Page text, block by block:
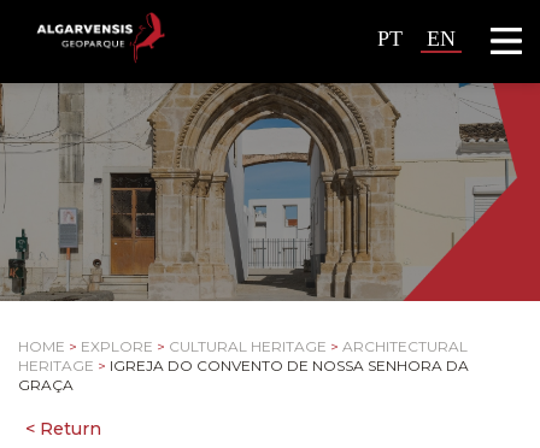
PT EN
HOME > EXPLORE > CULTURAL HERITAGE > ARCHITECTURAL
HERITAGE > IGREJA DO CONVENTO DE NOSSA SENHORA DA
GRAÇA